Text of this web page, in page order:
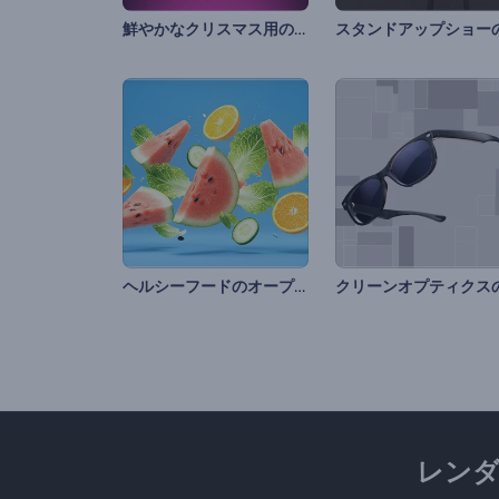
鮮やかなクリスマス用のオープニング動画
ヘルシーフードのオープニング動画
レン